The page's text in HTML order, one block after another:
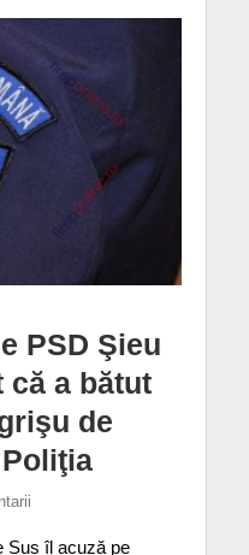
PSD Şieu
că a bătut
de
Sus îl acuză pe